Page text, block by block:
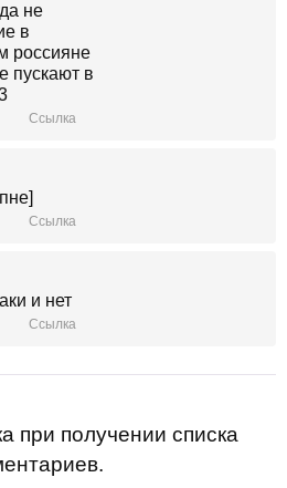
Ссылка
Ссылка
и нет
Ссылка
при получении списка